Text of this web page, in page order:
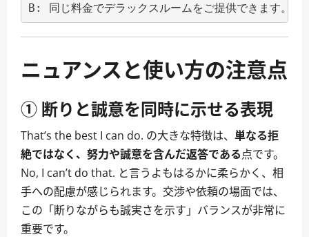
ニュアンスと使い方の注意点
① 断りと誠意を同時に示せる表現
That’s the best I can do. の大きな特徴は、 単なる拒
絶ではなく、努力や誠意を含んだ返答である点です。
No, I can’t do that. と言うよもはるかに柔らかく、相
手への配慮が感じられます。交渉や依頼の場面では、
この「断りながらも誠実さを示す」バランスが非常に
重要です。